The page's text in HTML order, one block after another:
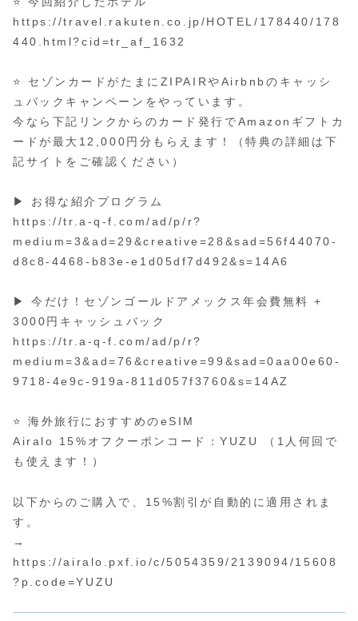
https://travel.rakuten.co.jp/HOTEL/178440/178
440.html?cid=tr_af_1632
⭐️ セゾンカードがたまにZIPAIRやAirbnbのキャッシ
ュバックキャンペーンをやっています。
今なら下記リンクからのカード発行でAmazonギフトカ
ードが最大12,000円分もらえます！（特典の詳細は下
記サイトをご確認ください）
▶︎ お得な紹介プログラム
https://tr.a-q-f.com/ad/p/r?
medium=3&ad=29&creative=28&sad=56f44070-
d8c8-4468-b83e-e1d05df7d492&s=14A6
▶︎ 今だけ！セゾンゴールドアメックス年会費無料 +
3000円キャッシュバック
https://tr.a-q-f.com/ad/p/r?
medium=3&ad=76&creative=99&sad=0aa00e60-
9718-4e9c-919a-811d057f3760&s=14AZ
⭐️ 海外旅行におすすめのeSIM
Airalo 15%オフクーポンコード：YUZU （1人何回で
も使えます！）
以下からのご購入で、15%割引が自動的に適用されま
す。
→
https://airalo.pxf.io/c/5054359/2139094/15608
?p.code=YUZU